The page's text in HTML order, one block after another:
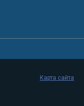
Карта сайта